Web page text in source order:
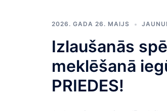
2026. GADA 26. MAIJS
Izlaušanās
meklēšanā
PRIEDES!